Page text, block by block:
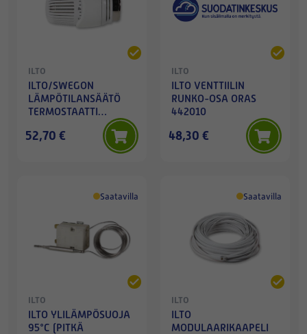
ILTO
ILTO/SWEGON
LÄMPÖTILANSÄÄTÖ
TERMOSTAATTI
52,70 €
ILTO
ILTO VENTTIILIN
RUNKO-OSA ORAS
442010
48,30 €
Saatavilla
ILTO
ILTO YLILÄMPÖSUOJA
95°C (PITKÄ
Saatavilla
ILTO
ILTO
MODULAARIKAAPELI